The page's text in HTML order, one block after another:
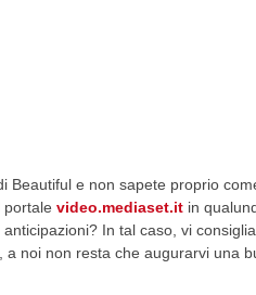
Beautiful e non sapete proprio
portale video.mediaset.it in
In tal caso, vi
a noi non resta che augurarvi una